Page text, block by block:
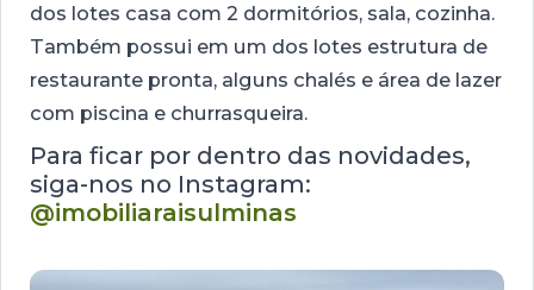
dos lotes casa com 2 dormitórios, sala, cozinha.
Também possui em um dos lotes estrutura de
restaurante pronta, alguns chalés e área de lazer
com piscina e churrasqueira.
Para ficar por dentro das novidades,
siga-nos no Instagram:
@imobiliaraisulminas